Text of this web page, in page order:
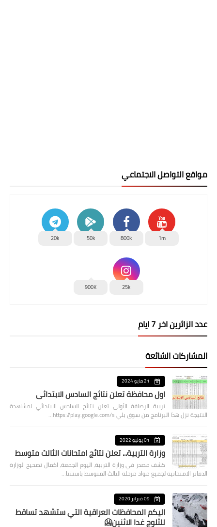
مواقع التواصل الاجتماعي
1m
800k
50k
20k
25k
900K
عدد الزائرين اخر 7 ايام
المشاركات الشائعة
21 مايو 2024
اول محافظة تعلن نتائج السادس الابتدائي
تربية الرصافة الأولى تعلن نتائج السادس الابتدائي لمشاهدة
النتيجة نزل هذا البرنامج من سوق بلي https://play.google.com/s…
01 يوليو 2022
وزارة التربية... تعلن نتائج امتحانات الثالث متوسط
كشف مصدر في وزارة التربية، اليوم الجمعة، اكمال تصحيح الوزارة
الدفاتر الامتحانية لجميع مواد مرحلة الثالث المتوسط باستثنا…
09 فبراير 2020
اليكم المحافظات العراقية التي ستشهد تساقط
للثلوج غدا الاثنين🥶